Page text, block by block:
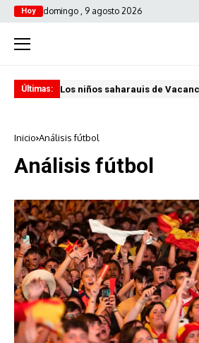
Hoy domingo , 9 agosto 2026
Últimas: Los niños saharauis de
Inicio Análisis fútbol
Análisis fútbol